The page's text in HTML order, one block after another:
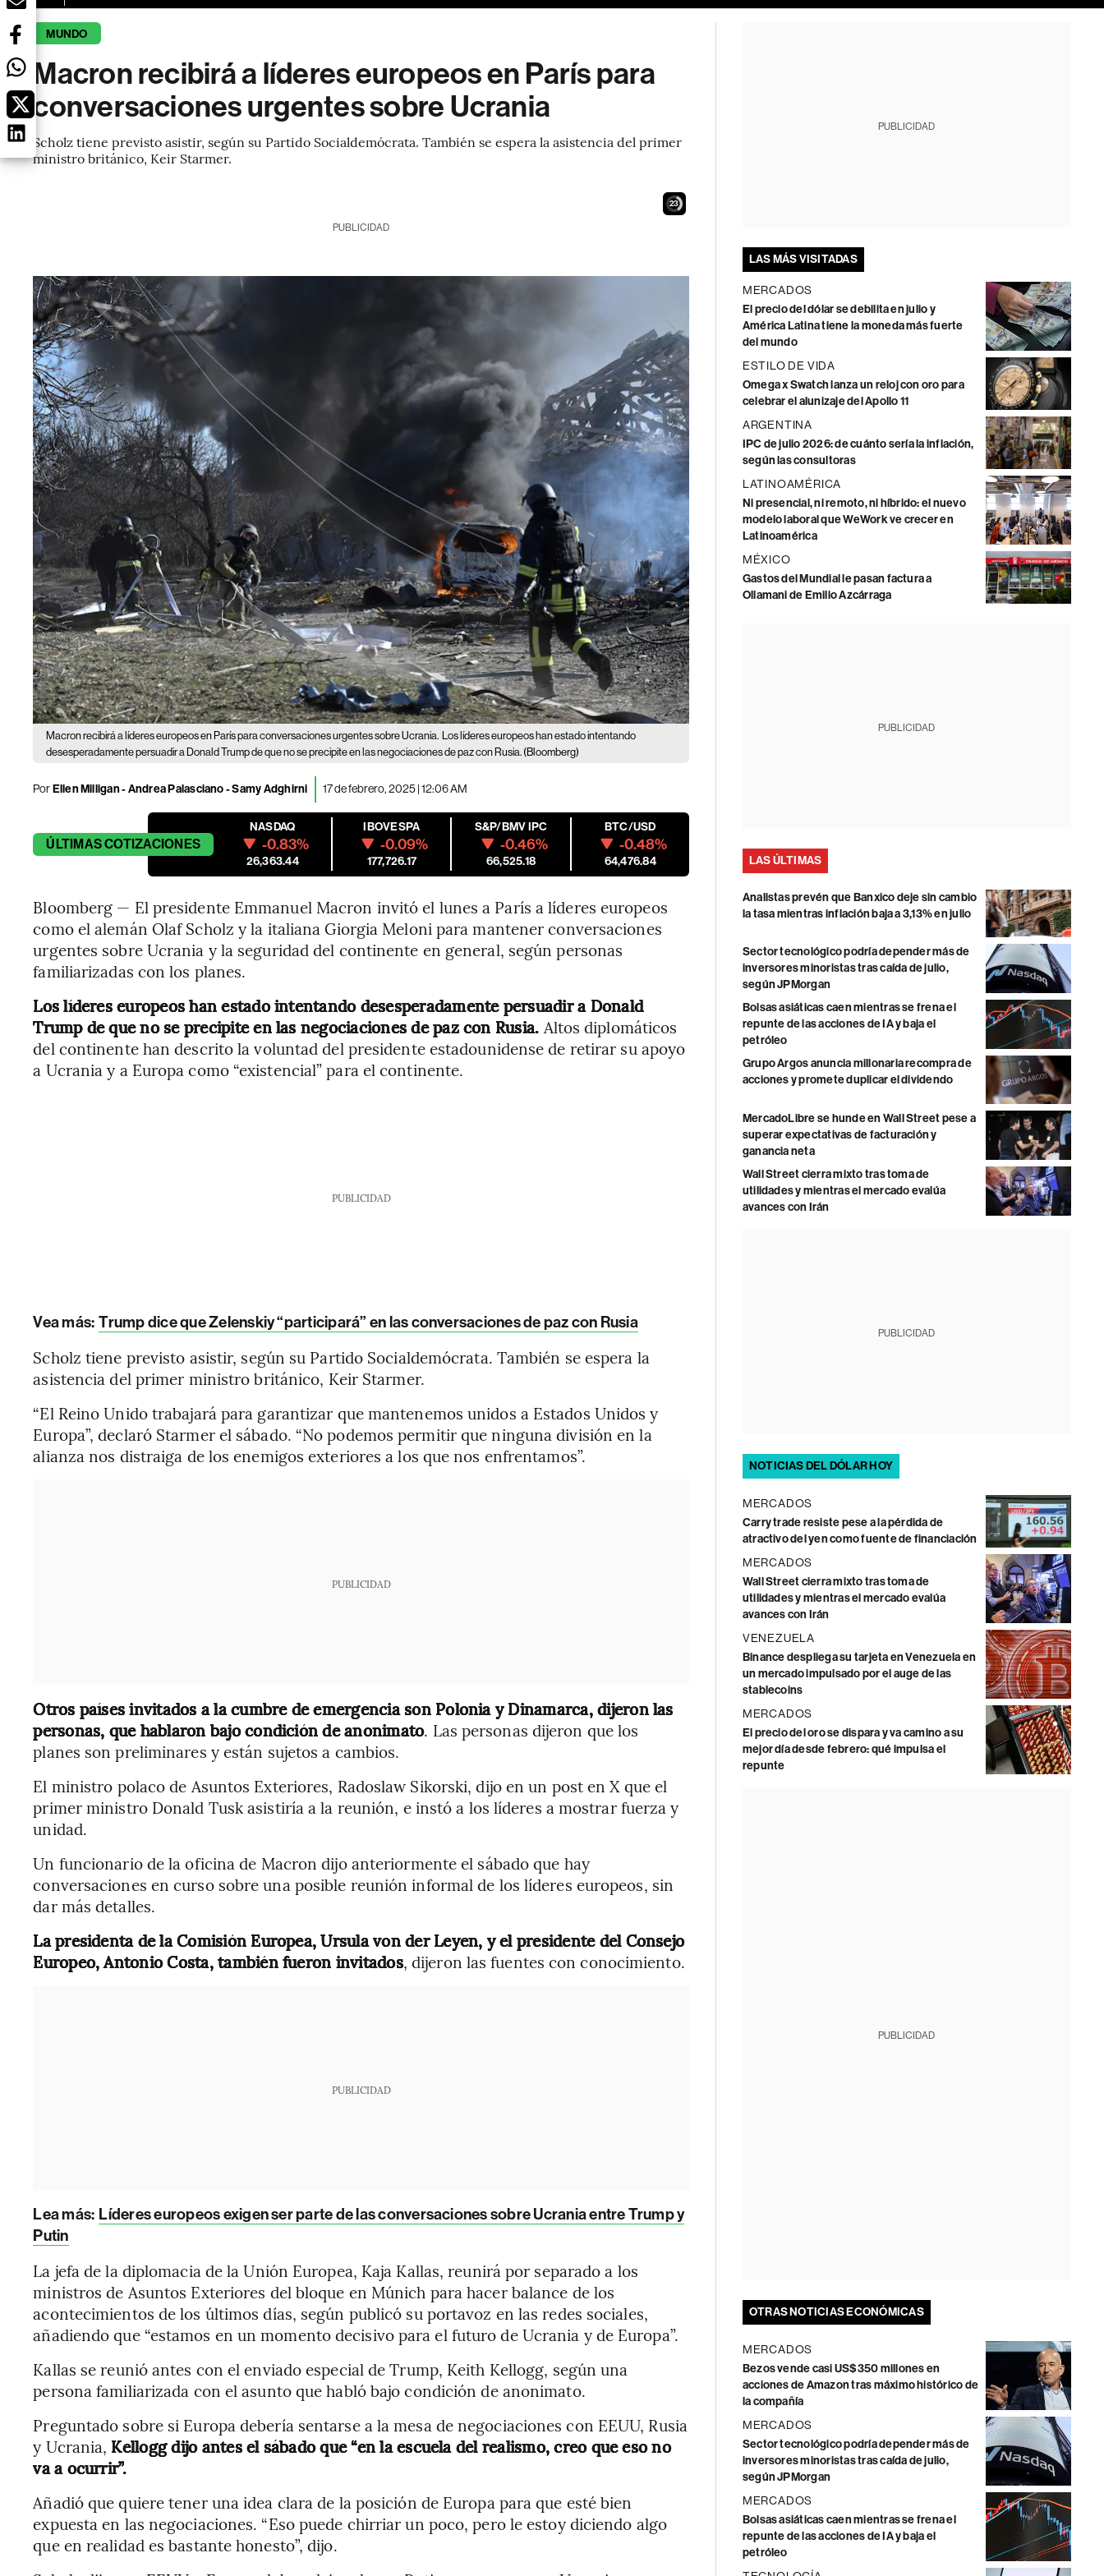
MUNDO
Macron recibirá a líderes europeos en París para
conversaciones urgentes sobre Ucrania
Scholz tiene previsto asistir, según su Partido Socialdemócrata. También se espera la asistencia del primer
ministro británico, Keir Starmer.
21
PUBLICIDAD
Macron recibirá a líderes europeos en París para conversaciones urgentes sobre Ucrania.
Los líderes europeos han estado intentando
desesperadamente persuadir a Donald Trump de que no se precipite en las negociaciones de paz con Rusia. (Bloomberg)
PorEllen Milligan - Andrea Palasciano - Samy Adghirni 17 de febrero, 2025 | 12:06 AM
ÚLTIMASCOTIZACIONES
NASDAQ
-0.83%
26,363.44
IBOVESPA
-0.09%
177,726.17
S&P/BMV IPC
-0.46%
66,525.18
BTC/USD
-0.48%
64,476.84
Bloomberg — El presidente Emmanuel Macron invitó el lunes a París a líderes europeos
como el alemán Olaf Scholz y la italiana Giorgia Meloni para mantener conversaciones
urgentes sobre Ucrania y la seguridad del continente en general, según personas
familiarizadas con los planes.
Los líderes europeos han estado intentando desesperadamente persuadir a Donald
Trump de que no se precipite en las negociaciones de paz con Rusia. Altos diplomáticos
del continente han descrito la voluntad del presidente estadounidense de retirar su apoyo
a Ucrania y a Europa como “existencial” para el continente.
PUBLICIDAD
Vea más: Trump dice que Zelenskiy “participará” en las conversaciones de paz con Rusia
Scholz tiene previsto asistir, según su Partido Socialdemócrata. También se espera la
asistencia del primer ministro británico, Keir Starmer.
“El Reino Unido trabajará para garantizar que mantenemos unidos a Estados Unidos y
Europa”, declaró Starmer el sábado. “No podemos permitir que ninguna división en la
alianza nos distraiga de los enemigos exteriores a los que nos enfrentamos”.
PUBLICIDAD
Otros países invitados a la cumbre de emergencia son Polonia y Dinamarca, dijeron las
personas, que hablaron bajo condición de anonimato. Las personas dijeron que los
planes son preliminares y están sujetos a cambios.
El ministro polaco de Asuntos Exteriores, Radoslaw Sikorski, dijo en un post en X que el
primer ministro Donald Tusk asistiría a la reunión, e instó a los líderes a mostrar fuerza y
unidad.
Un funcionario de la oficina de Macron dijo anteriormente el sábado que hay
conversaciones en curso sobre una posible reunión informal de los líderes europeos, sin
dar más detalles.
La presidenta de la Comisión Europea, Ursula von der Leyen, y el presidente del Consejo
Europeo, Antonio Costa, también fueron invitados, dijeron las fuentes con conocimiento.
PUBLICIDAD
Lea más: Líderes europeos exigen ser parte de las conversaciones sobre Ucrania entre Trump y
Putin
La jefa de la diplomacia de la Unión Europea, Kaja Kallas, reunirá por separado a los
ministros de Asuntos Exteriores del bloque en Múnich para hacer balance de los
acontecimientos de los últimos días, según publicó su portavoz en las redes sociales,
añadiendo que “estamos en un momento decisivo para el futuro de Ucrania y de Europa”.
Kallas se reunió antes con el enviado especial de Trump, Keith Kellogg, según una
persona familiarizada con el asunto que habló bajo condición de anonimato.
Preguntado sobre si Europa debería sentarse a la mesa de negociaciones con EEUU, Rusia
y Ucrania, Kellogg dijo antes el sábado que “en la escuela del realismo, creo que eso no
va a ocurrir”.
Añadió que quiere tener una idea clara de la posición de Europa para que esté bien
expuesta en las negociaciones. “Eso puede chirriar un poco, pero le estoy diciendo algo
que en realidad es bastante honesto”, dijo.
PUBLICIDAD
LAS MÁS VISITADAS
MERCADOS
El precio del dólar se debilita en julio y
América Latina tiene la moneda más fuerte
del mundo
ESTILO DE VIDA
Omega x Swatch lanza un reloj con oro para
celebrar el alunizaje del Apollo 11
ARGENTINA
IPC de julio 2026: de cuánto sería la inflación,
según las consultoras
LATINOAMÉRICA
Ni presencial, ni remoto, ni híbrido: el nuevo
modelo laboral que WeWork ve crecer en
Latinoamérica
MÉXICO
Gastos del Mundial le pasan factura a
Ollamani de Emilio Azcárraga
PUBLICIDAD
LAS ÚLTIMAS
Analistas prevén que Banxico deje sin cambio
la tasa mientras inflación baja a 3,13% en julio
Sector tecnológico podría depender más de
inversores minoristas tras caída de julio,
según JPMorgan
Bolsas asiáticas caen mientras se frena el
repunte de las acciones de IA y baja el
petróleo
Grupo Argos anuncia millonaria recompra de
acciones y promete duplicar el dividendo
MercadoLibre se hunde en Wall Street pese a
superar expectativas de facturación y
ganancia neta
Wall Street cierra mixto tras toma de
utilidades y mientras el mercado evalúa
avances con Irán
PUBLICIDAD
NOTICIAS DEL DÓLAR HOY
MERCADOS
Carry trade resiste pese a la pérdida de
atractivo del yen como fuente de financiación
MERCADOS
Wall Street cierra mixto tras toma de
utilidades y mientras el mercado evalúa
avances con Irán
VENEZUELA
Binance despliega su tarjeta en Venezuela en
un mercado impulsado por el auge de las
stablecoins
MERCADOS
El precio del oro se dispara y va camino a su
mejor día desde febrero: qué impulsa el
repunte
PUBLICIDAD
OTRAS NOTICIAS ECONÓMICAS
MERCADOS
Bezos vende casi US$350 millones en
acciones de Amazon tras máximo histórico de
la compañía
MERCADOS
Sector tecnológico podría depender más de
inversores minoristas tras caída de julio,
según JPMorgan
MERCADOS
Bolsas asiáticas caen mientras se frena el
repunte de las acciones de IA y baja el
petróleo